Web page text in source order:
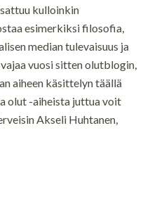
kulloinkin
esimerkiksi filosofia,
median tulevaisuus ja
vuosi sitten olutblogin,
aiheen käsittelyn täällä
olut -aiheista juttua voit
Akseli Huhtanen,